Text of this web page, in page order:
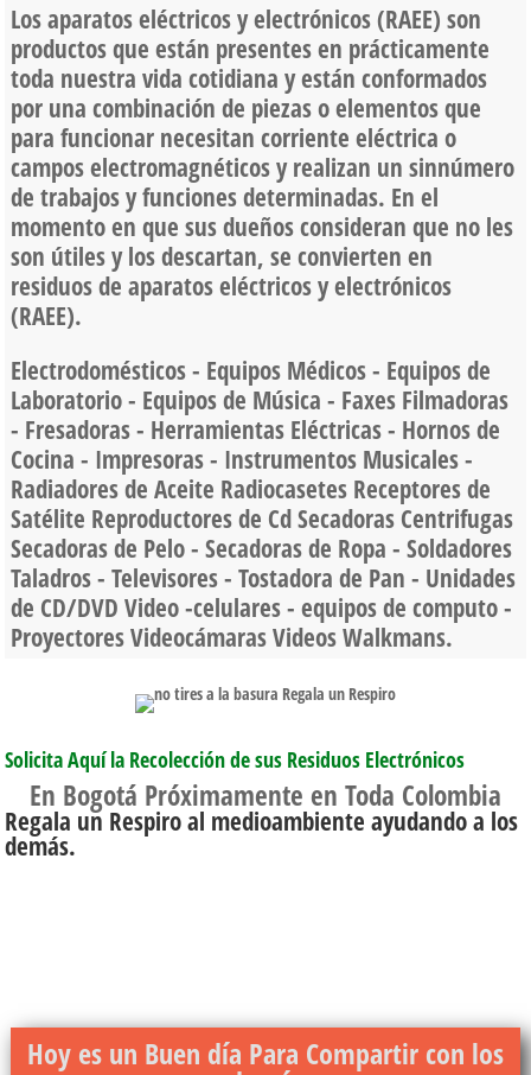
Los aparatos eléctricos y electrónicos (RAEE) son
productos que están presentes en prácticamente
toda nuestra vida cotidiana y están conformados
por una combinación de piezas o elementos que
para funcionar necesitan corriente eléctrica o
campos electromagnéticos y realizan un sinnúmero
de trabajos y funciones determinadas. En el
momento en que sus dueños consideran que no les
son útiles y los descartan, se convierten en
residuos de aparatos eléctricos y electrónicos
(RAEE).
Electrodomésticos - Equipos Médicos - Equipos de
Laboratorio - Equipos de Música - Faxes Filmadoras
- Fresadoras - Herramientas Eléctricas - Hornos de
Cocina - Impresoras - Instrumentos Musicales -
Radiadores de Aceite Radiocasetes Receptores de
Satélite Reproductores de Cd Secadoras Centrifugas
Secadoras de Pelo - Secadoras de Ropa - Soldadores
Taladros - Televisores - Tostadora de Pan - Unidades
de CD/DVD Video -celulares - equipos de computo -
Proyectores Videocámaras Videos Walkmans.
Solicita Aquí la Recolección de sus Residuos Electrónicos
En Bogotá Próximamente en Toda Colombia
Regala un Respiro al medioambiente ayudando a los
demás.
Hoy es un Buen día Para Compartir con los